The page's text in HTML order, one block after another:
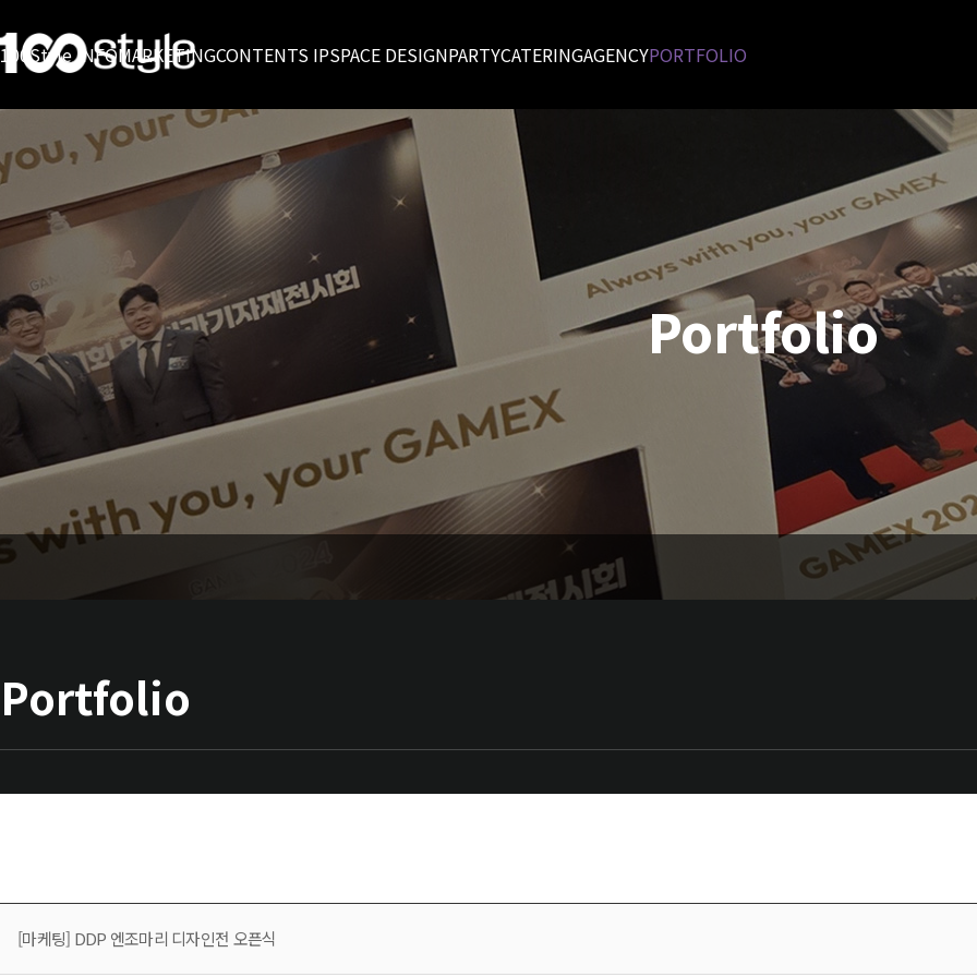
100Style INFOMARKETINGCONTENTS IPSPACE DESIGNPARTYCATERINGAGENCYPORTFOLIO
Portfolio
Portfolio
[마케팅] DDP 엔조마리 디자인전 오픈식